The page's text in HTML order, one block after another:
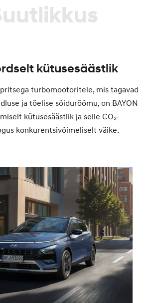
kütusesäästlik
turbomootoritele, mis tagavad
ja tõelise sõidurõõmu, on BAYON
kütusesäästlik ja selle CO₂-
konkurentsivõimeliselt väike.